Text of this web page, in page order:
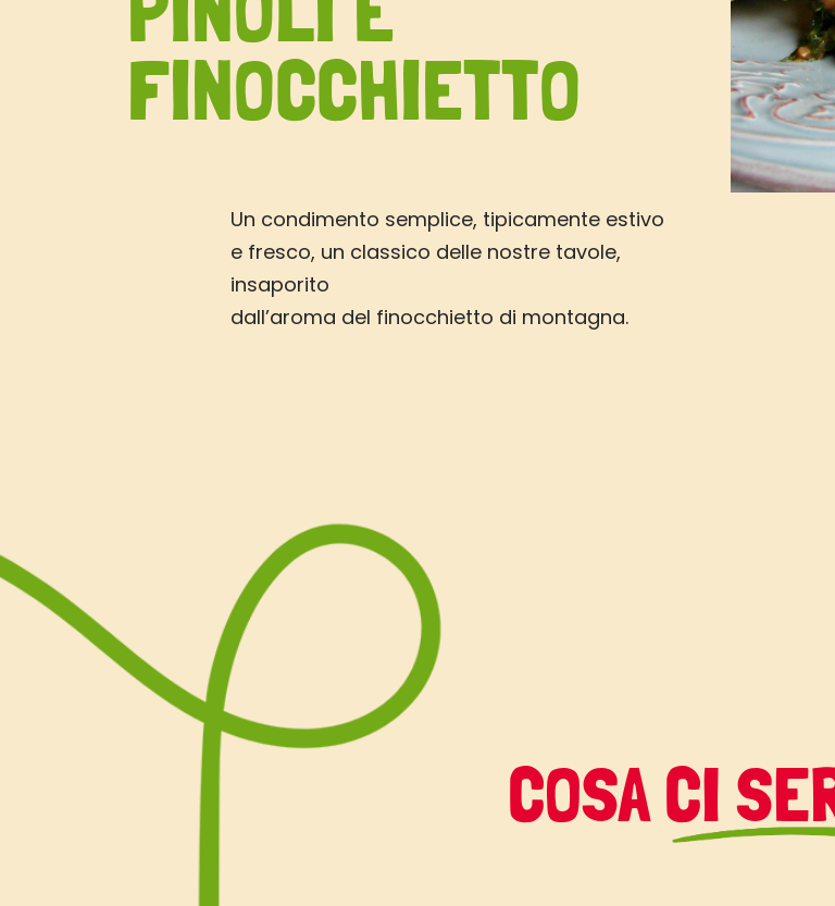
FINOCCHIETTO
Un condimento semplice, tipicamente estivo
e fresco, un classico delle nostre tavole,
insaporito
dall’aroma del finocchietto di montagna.
COSA CI